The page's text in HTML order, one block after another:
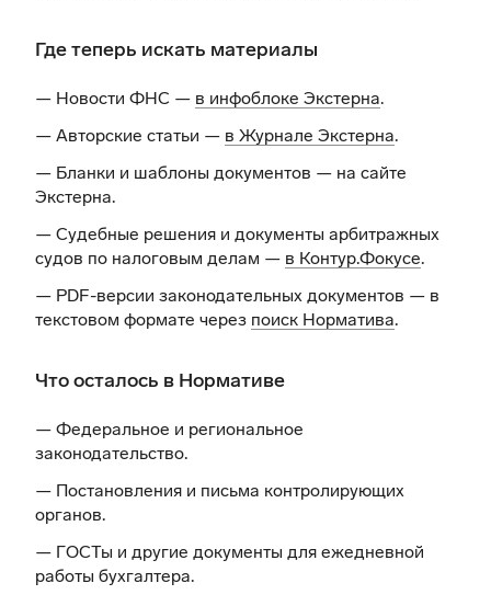
Где теперь искать материалы
— Новости ФНС — в инфоблоке Экстерна.
— Авторские статьи — в Журнале Экстерна.
— Бланки и шаблоны документов — на сайте
Экстерна.
— Судебные решения и документы арбитражных
судов по налоговым делам — в Контур.Фокусе.
— PDF-версии законодательных документов — в
текстовом формате через поиск Норматива.
Что осталось в Нормативе
— Федеральное и региональное
законодательство.
— Постановления и письма контролирующих
органов.
— ГОСТы и другие документы для ежедневной
работы бухгалтера.